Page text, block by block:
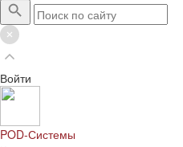
Войти
POD-Системы